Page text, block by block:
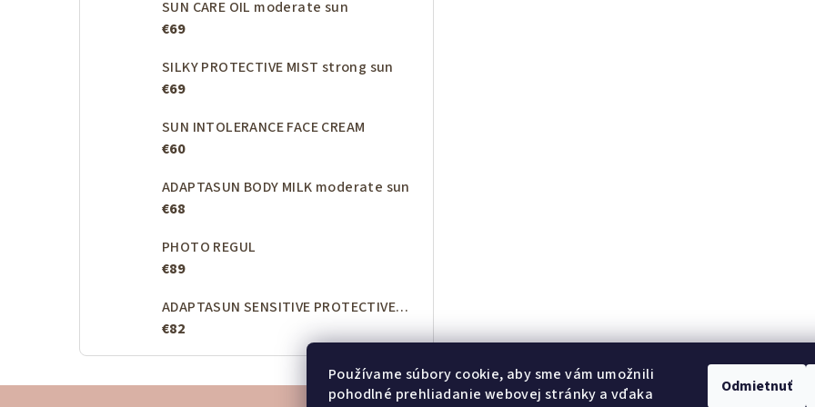
Používame súbory cookie, aby sme vám umožnili
pohodlné prehliadanie webovej stránky a vďaka
Odmietnuť
SUN CARE OIL moderate sun
€69
SILKY PROTECTIVE MIST strong sun
€69
SUN INTOLERANCE FACE CREAM
€60
ADAPTASUN BODY MILK moderate sun
€68
PHOTO REGUL
€89
ADAPTASUN SENSITIVE PROTECTIVE BODY MILK strong sun
€82